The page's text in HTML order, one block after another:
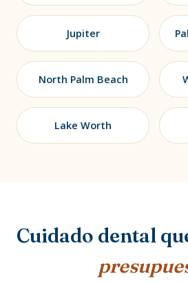
Jupiter
North Palm Beach
Lake Worth
Cuidado dental